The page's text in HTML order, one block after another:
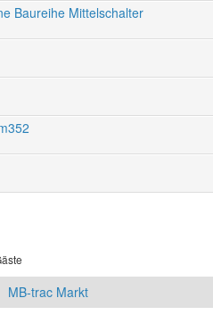
Baureihe Mittelschalter
MB-trac Markt